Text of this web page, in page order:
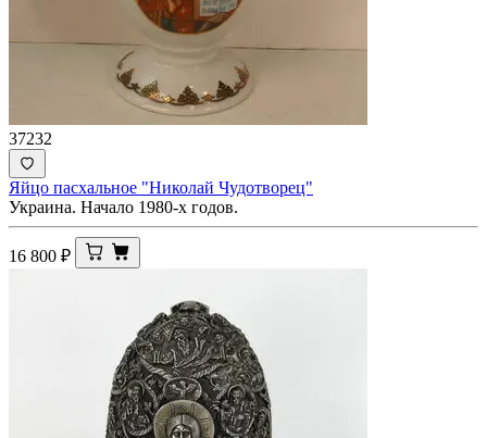
37232
Яйцо пасхальное "Николай Чудотворец"
Украина. Начало 1980-х годов.
16 800 ₽